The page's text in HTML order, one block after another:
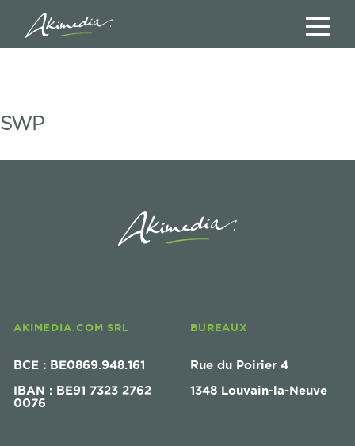
SWP
AKIMEDIA.COM SRL
BCE : BE0869.948.161
IBAN : BE91 7323 2762
0076
BUREAUX
Rue du Poirier 4
1348 Louvain-la-Neuve